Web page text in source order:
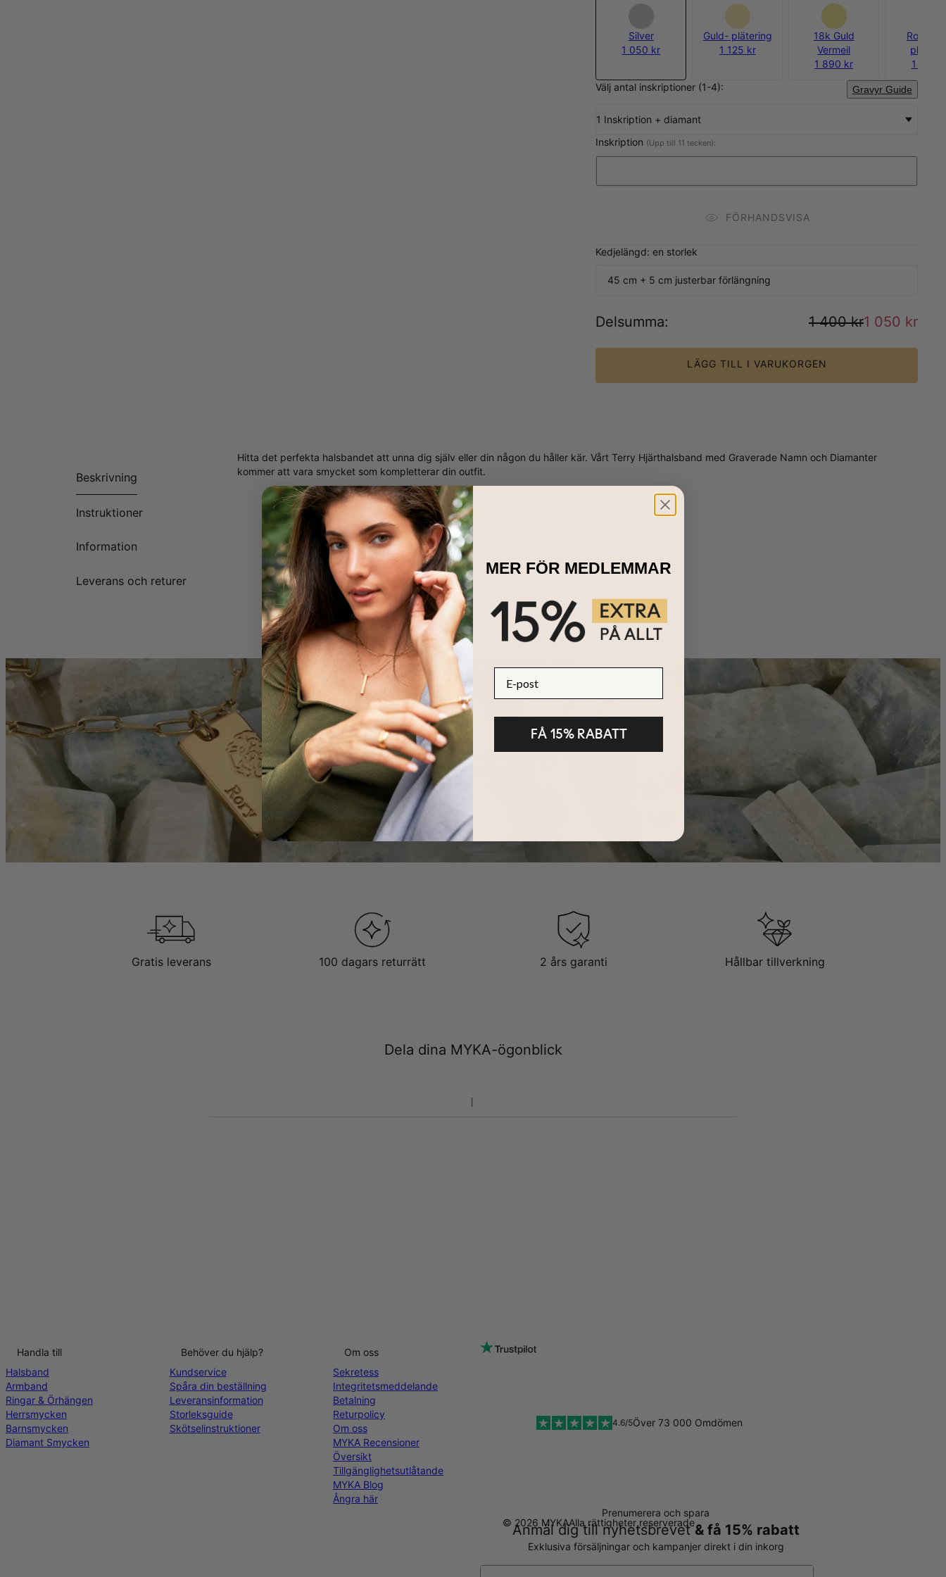
Silver
1 050 kr
Guld- plätering
1 125 kr
18k Guld
Vermeil
1 890 kr
1 763
Välj antal inskriptioner (1-4):
Gravyr Guide
1 Inskription + diamant
Inskription (Upp till 11 tecken):
FÖRHANDSVISA
Kedjelängd: en storlek
45 cm + 5 cm justerbar förlängning
Delsumma: 1 400 kr1 050 kr
LÄGG TILL I VARUKORGEN
Beskrivning
Instruktioner
Information
Leverans och returer
Hitta det perfekta halsbandet att unna dig själv eller din någon du håller kär. Vårt Terry Hjärthalsband med Graverade Namn och Diamanter
kommer att vara smycket som kompletterar din outfit.
HÅLLBARHET
KÄRNAN PÅ MYKA
Gratis leverans 100 dagars returrätt 2 års garanti Hållbar tillverkning
Dela dina MYKA-ögonblick
Prenumerera och spara
Anmäl dig till nyhetsbrevet& få 15% rabatt
Exklusiva försäljningar och kampanjer direkt i din inkorg
Handla till
Halsband
Armband
Ringar & Örhängen
Herrsmycken
Barnsmycken
Diamant Smycken
Behöver du hjälp?
Kundservice
Spåra din beställning
Leveransinformation
Storleksguide
Skötselinstruktioner
Om oss
Sekretess
Integritetsmeddelande
Betalning
Returpolicy
Om oss
MYKA Recensioner
Översikt
Tillgänglighetsutlåtande
MYKA Blog
Ångra här
4.6/5Över 73 000 Omdömen
© 2026 MYKAAlla rättigheter reserverade
MER FÖR MEDLEMMAR
FÅ 15% RABATT